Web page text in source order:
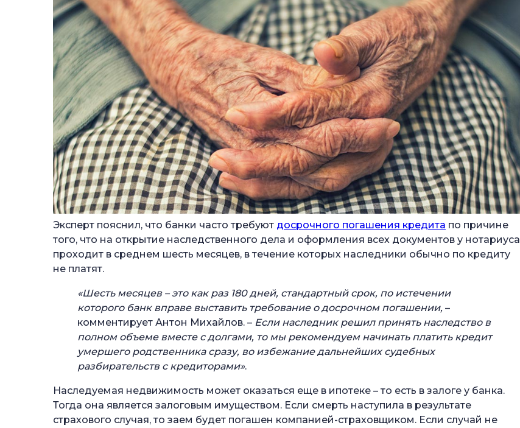
Эксперт пояснил, что банки часто требуют досрочного погашения кредита по причине
того, что на открытие наследственного дела и оформления всех документов у нотариуса
проходит в среднем шесть месяцев, в течение которых наследники обычно по кредиту
не платят.
«Шесть месяцев – это как раз 180 дней, стандартный срок, по истечении
которого банк вправе выставить требование о досрочном погашении, –
комментирует Антон Михайлов. – Если наследник решил принять наследство в
полном объеме вместе с долгами, то мы рекомендуем начинать платить кредит
умершего родственника сразу, во избежание дальнейших судебных
разбирательств с кредиторами».
Наследуемая недвижимость может оказаться еще в ипотеке – то есть в залоге у банка.
Тогда она является залоговым имуществом. Если смерть наступила в результате
страхового случая, то заем будет погашен компанией-страховщиком. Если случай не